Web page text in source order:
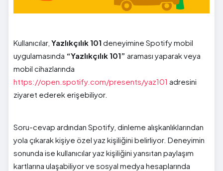
Kullanıcılar, Yazlıkçılık 101 deneyimine Spotify mobil
uygulamasında “Yazlıkçılık 101” araması yaparak veya
mobil cihazlarında
https://open.spotify.com/presents/yaz101 adresini
ziyaret ederek erişebiliyor.
Soru-cevap ardından Spotify, dinleme alışkanlıklarından
yola çıkarak kişiye özel yaz kişiliğini belirliyor. Deneyimin
sonunda ise kullanıcılar yaz kişiliğini yansıtan paylaşım
kartlarına ulaşabiliyor ve sosyal medya hesaplarında